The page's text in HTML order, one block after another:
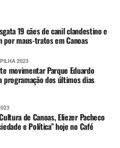
19 cães de canil clandestino e
por maus-tratos em Canoas
2023
movimentar Parque Eduardo
programação dos últimos dias
de Canoas, Eliezer Pacheco
e Política” hoje no Café